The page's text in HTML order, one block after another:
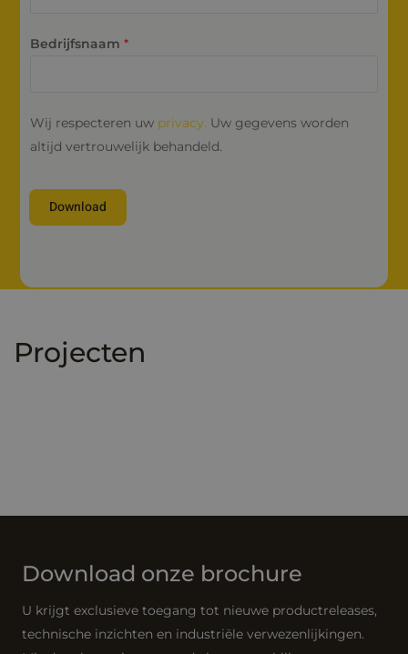
Bedrijfsnaam *
Wij respecteren uw privacy. Uw gegevens worden
altijd vertrouwelijk behandeld.
Download
Projecten
Download onze brochure
U krijgt exclusieve toegang tot nieuwe productreleases,
technische inzichten en industriële verwezenlijkingen.